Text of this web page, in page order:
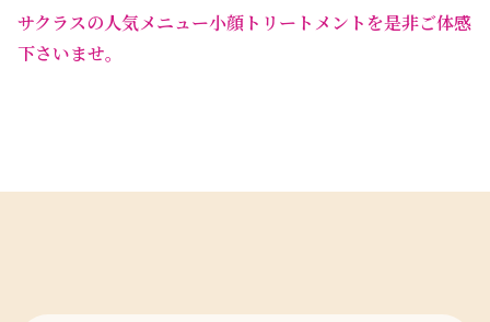
サクラスの人気メニュー小顔トリートメントを是非ご体感
下さいませ。